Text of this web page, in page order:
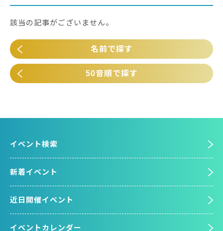
該当の記事がございません。
名前で探す
50音順で探す
イベント検索
新着イベント
近日開催イベント
イベントカレンダー